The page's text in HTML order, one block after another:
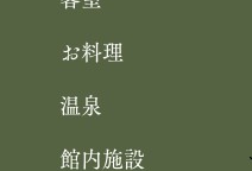
お料理
温泉
館内施設